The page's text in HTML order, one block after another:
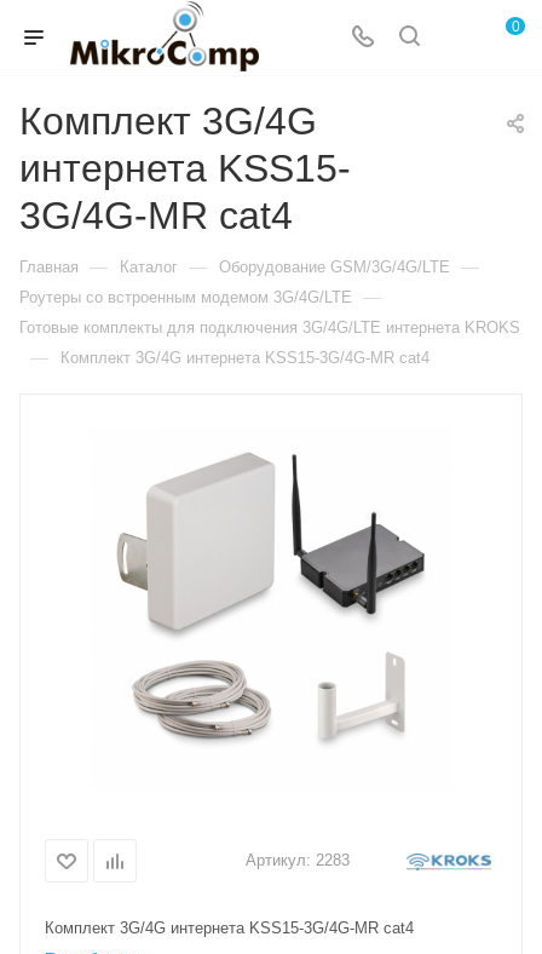
0
Комплект 3G/4G
интернета KSS15-
3G/4G-MR cat4
Главная — Каталог — Оборудование GSM/3G/4G/LTE —
Роутеры со встроенным модемом 3G/4G/LTE —
Готовые комплекты для подключения 3G/4G/LTE интернета KROKS
— Комплект 3G/4G интернета KSS15-3G/4G-MR cat4
Артикул: 2283
Комплект 3G/4G интернета KSS15-3G/4G-MR cat4